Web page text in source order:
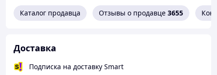
Каталог продавца Отзывы о продавце 3655
Доставка
Подписка на доставку Smart